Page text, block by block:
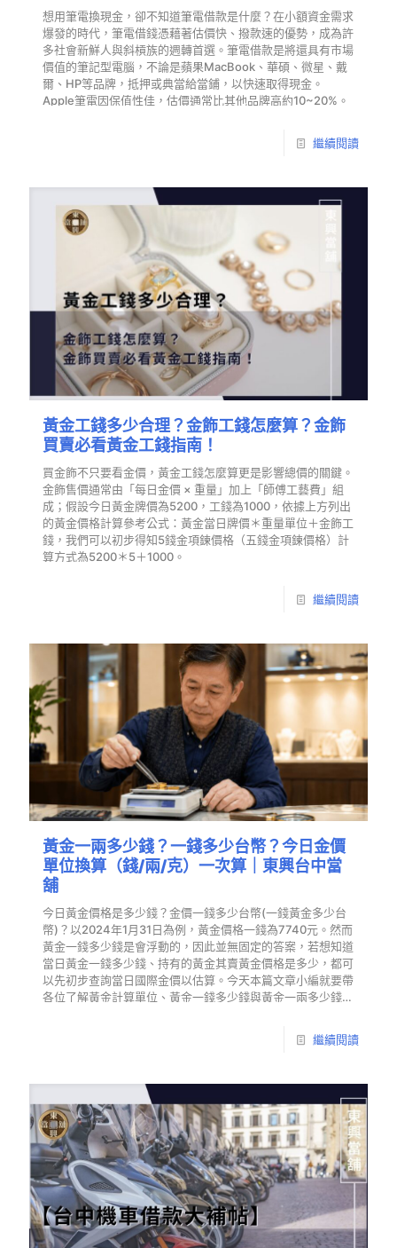
想用筆電換現金，卻不知道筆電借款是什麼？在小額資金需求
爆發的時代，筆電借錢憑藉著估價快、撥款速的優勢，成為許
多社會新鮮人與斜槓族的週轉首選。筆電借款是將還具有市場
價值的筆記型電腦，不論是蘋果MacBook、華碩、微星、戴
爾、HP等品牌，抵押或典當給當鋪，以快速取得現金。
Apple筆電因保值性佳，估價通常比其他品牌高約10~20%。
繼續閱讀
黃金工錢多少合理？金飾工錢怎麼算？金飾
買賣必看黃金工錢指南！
買金飾不只要看金價，黃金工錢怎麼算更是影響總價的關鍵。
金飾售價通常由「每日金價 × 重量」加上「師傅工藝費」組
成；假設今日黃金牌價為5200，工錢為1000，依據上方列出
的黃金價格計算參考公式：黃金當日牌價＊重量單位＋金飾工
錢，我們可以初步得知5錢金項鍊價格（五錢金項鍊價格）計
算方式為5200＊5＋1000。
繼續閱讀
黃金一兩多少錢？一錢多少台幣？今日金價
單位換算（錢/兩/克）一次算｜東興台中當
舖
今日黃金價格是多少錢？金價一錢多少台幣(一錢黃金多少台
幣)？以2024年1月31日為例，黃金價格一錢為7740元。然而
黃金一錢多少錢是會浮動的，因此並無固定的答案，若想知道
當日黃金一錢多少錢、持有的黃金其賣黃金價格是多少，都可
以先初步查詢當日國際金價以估算。今天本篇文章小編就要帶
各位了解黃金計算單位、黃金一錢多少錢與黃金一兩多少錢之
繼續閱讀